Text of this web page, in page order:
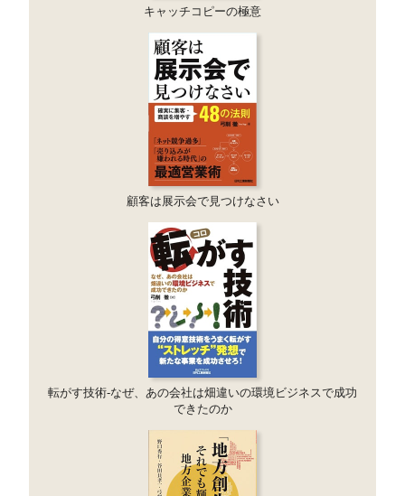
キャッチコピーの極意
顧客は展示会で見つけなさい
転がす技術-なぜ、あの会社は畑違いの環境ビジネスで成功
できたのか